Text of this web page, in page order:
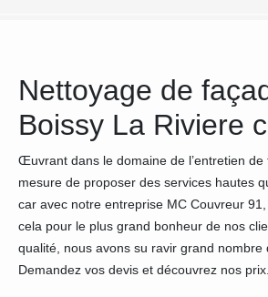
Nettoyage de
Boissy La Riviere
Œuvrant dans le domaine de l’entretien
mesure de proposer des services hautes
car avec notre entreprise MC Couvreur
cela pour le plus grand bonheur de nos
qualité, nous avons su ravir grand nombre
Demandez vos devis et découvrez nos prix.